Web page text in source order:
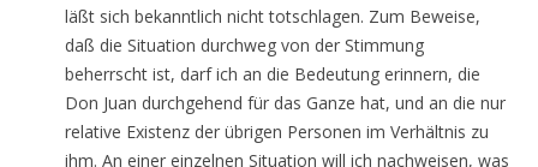
läßt sich bekanntlich nicht totschlagen. Zum Beweise,
daß die Situation durchweg von der Stimmung
beherrscht ist, darf ich an die Bedeutung erinnern, die
Don Juan durchgehend für das Ganze hat, und an die nur
relative Existenz der übrigen Personen im Verhältnis zu
ihm. An einer einzelnen Situation will ich nachweisen, was